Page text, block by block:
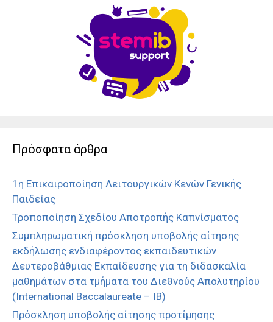
Πρόσφατα άρθρα
1η Επικαιροποίηση Λειτουργικών Κενών Γενικής
Παιδείας
Τροποποίηση Σχεδίου Αποτροπής Καπνίσματος
Συμπληρωματική πρόσκληση υποβολής αίτησης
εκδήλωσης ενδιαφέροντος εκπαιδευτικών
Δευτεροβάθμιας Εκπαίδευσης για τη διδασκαλία
μαθημάτων στα τμήματα του Διεθνούς Απολυτηρίου
(International Baccalaureate – IB)
Πρόσκληση υποβολής αίτησης προτίμησης